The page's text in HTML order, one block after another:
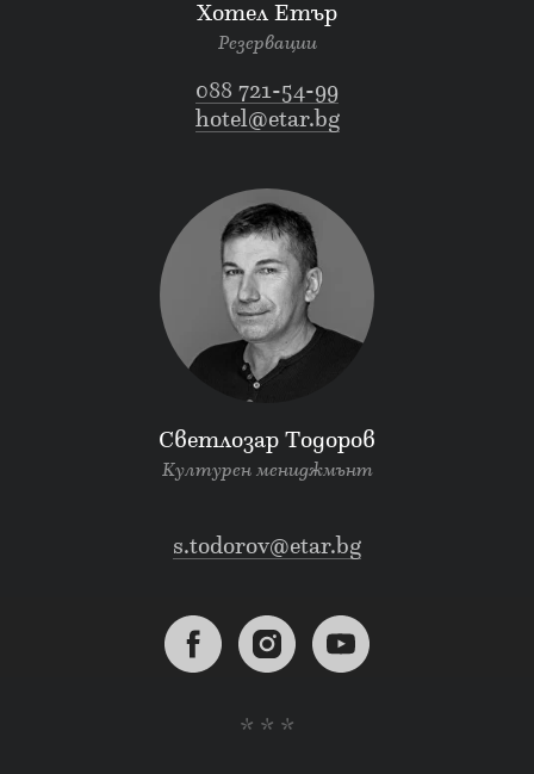
Хотел Етър
Резервации
088 721-54-99
hotel@etar.bg
Светлозар Тодоров
Културен мениджмънт
s.todorov@etar.bg
* * *